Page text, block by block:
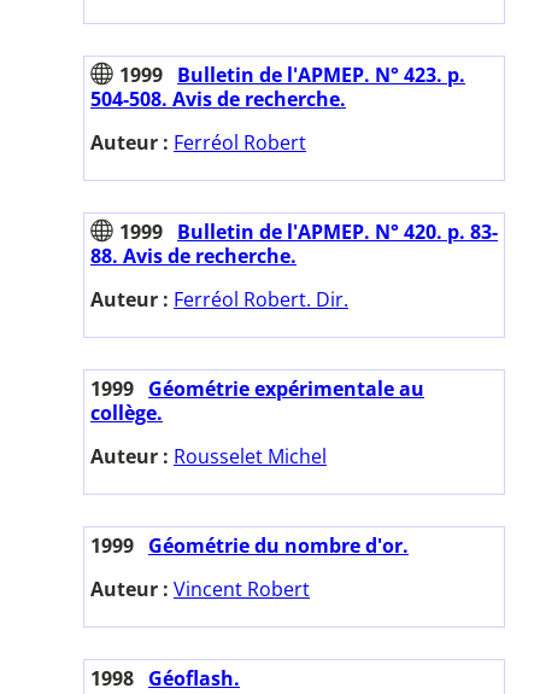
1999 Bulletin de l'APMEP. N° 423. p.
504-508. Avis de recherche.
Auteur : Ferréol Robert
1999 Bulletin de l'APMEP. N° 420. p. 83-
88. Avis de recherche.
Auteur : Ferréol Robert. Dir.
1999 Géométrie expérimentale au
collège.
Auteur : Rousselet Michel
1999 Géométrie du nombre d'or.
Auteur : Vincent Robert
1998 Géoflash.